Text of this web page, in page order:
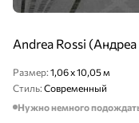
Andrea Rossi
Размер: 1,06 x 10,05 м
Стиль: Современный
Нужно немного